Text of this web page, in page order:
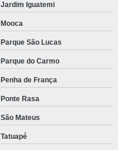
Jardim Iguatemi
Mooca
Parque São Lucas
Parque do Carmo
Penha de França
Ponte Rasa
São Mateus
Tatuapé